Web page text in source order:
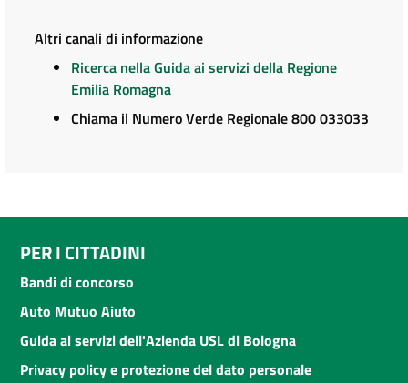
Altri canali di informazione
Ricerca nella Guida ai servizi della Regione
Emilia Romagna
Chiama il Numero Verde Regionale 800 033033
PER I CITTADINI
Bandi di concorso
Auto Mutuo Aiuto
Guida ai servizi dell'Azienda USL di Bologna
Privacy policy e protezione del dato personale